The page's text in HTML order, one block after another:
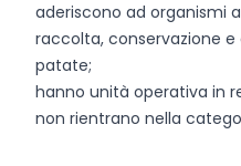
aderiscono ad organismi
raccolta, conservazione
patate;
hanno unità operativa in
non rientrano nella